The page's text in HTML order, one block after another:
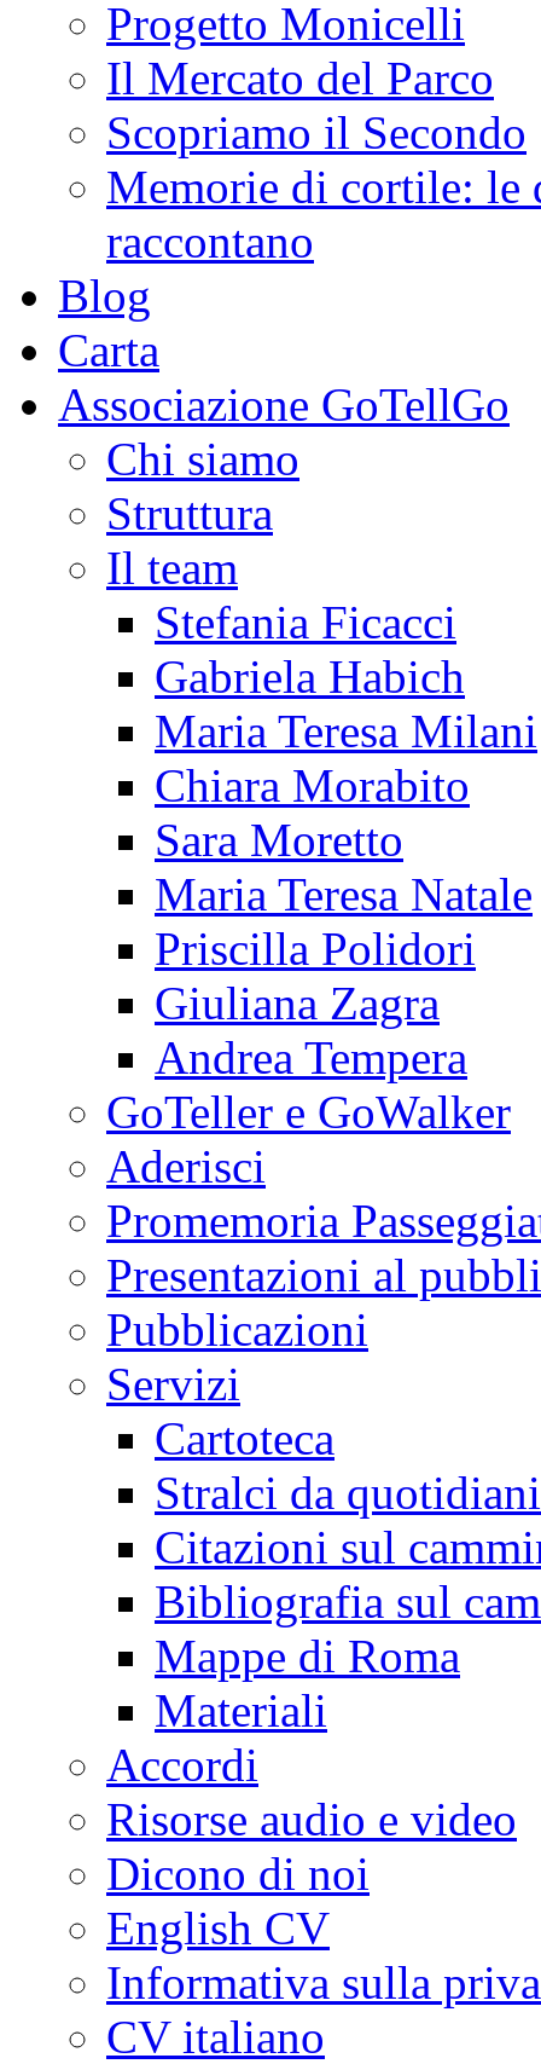
Progetto Monicelli
Il Mercato del Parco
Scopriamo il Secondo
Memorie di cortile: le
raccontano
Blog
Carta
Associazione GoTellGo
Chi siamo
Struttura
Il team
Stefania Ficacci
Gabriela Habich
Maria Teresa Milani
Chiara Morabito
Sara Moretto
Maria Teresa Natale
Priscilla Polidori
Giuliana Zagra
Andrea Tempera
GoTeller e GoWalker
Aderisci
Promemoria
Presentazioni al
Pubblicazioni
Servizi
Cartoteca
Stralci da
Citazioni sul
Bibliografia sul
Mappe di Roma
Materiali
Accordi
Risorse audio e video
Dicono di noi
English CV
Informativa sulla
CV italiano